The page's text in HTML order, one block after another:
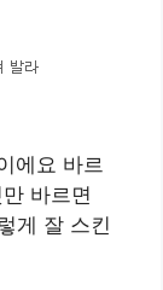
에요 바르
바르면
게 잘 스킨